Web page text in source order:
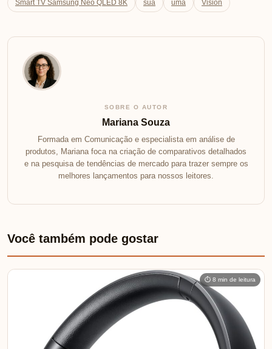
Smart TV Samsung Neo QLED 8K sua uma Vision
SOBRE O AUTOR
Mariana Souza
Formada em Comunicação e especialista em análise de
produtos, Mariana foca na criação de comparativos detalhados
e na pesquisa de tendências de mercado para trazer sempre os
melhores lançamentos para nossos leitores.
Você também pode gostar
⏱ 8 min de leitura